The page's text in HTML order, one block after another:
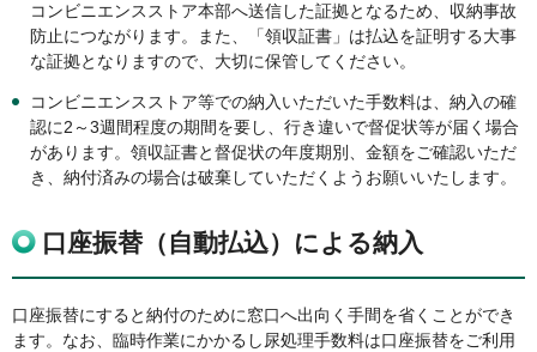
コンビニエンスストア本部へ送信した証拠となるため、収納事故
防止につながります。また、「領収証書」は払込を証明する大事
な証拠となりますので、大切に保管してください。
コンビニエンスストア等での納入いただいた手数料は、納入の確
認に2～3週間程度の期間を要し、行き違いで督促状等が届く場合
があります。領収証書と督促状の年度期別、金額をご確認いただ
き、納付済みの場合は破棄していただくようお願いいたします。
口座振替（自動払込）による納入
口座振替にすると納付のために窓口へ出向く手間を省くことができ
ます。なお、臨時作業にかかるし尿処理手数料は口座振替をご利用